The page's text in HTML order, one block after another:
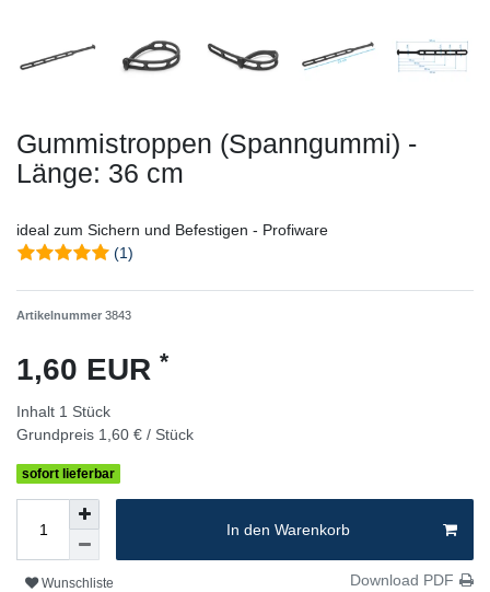
Gummistroppen (Spanngummi) -
Länge: 36 cm
ideal zum Sichern und Befestigen - Profiware
(1)
Artikelnummer 3843
1,60 EUR *
Inhalt 1 Stück
Grundpreis 1,60 € / Stück
sofort lieferbar
In den Warenkorb
Wunschliste Download PDF